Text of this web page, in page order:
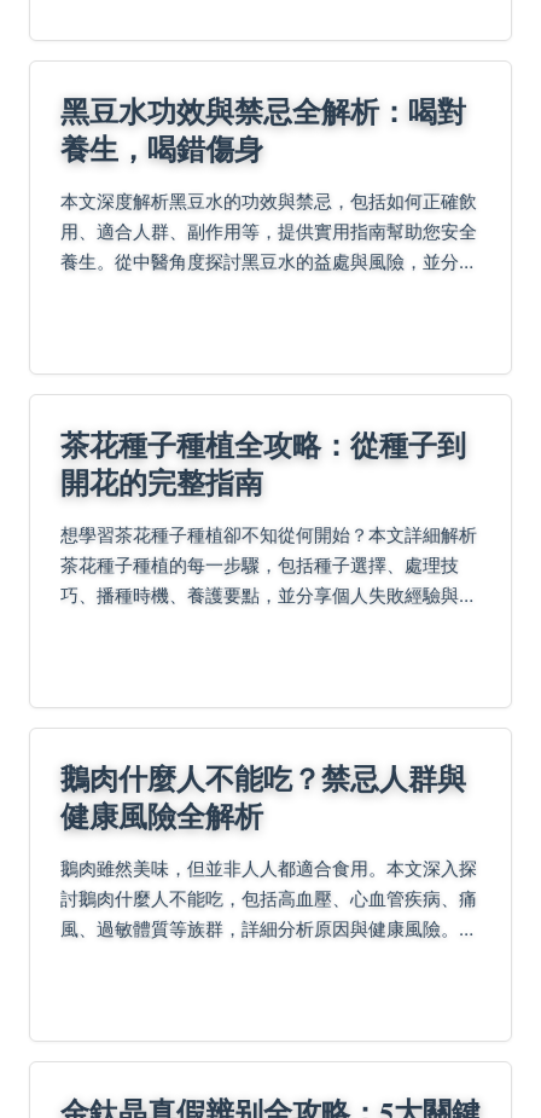
黑豆水功效與禁忌全解析：喝對
養生，喝錯傷身
本文深度解析黑豆水的功效與禁忌，包括如何正確飲
用、適合人群、副作用等，提供實用指南幫助您安全
養生。從中醫角度探討黑豆水的益處與風險，並分享
茶花種子種植全攻略：從種子到
開花的完整指南
想學習茶花種子種植卻不知從何開始？本文詳細解析
茶花種子種植的每一步驟，包括種子選擇、處理技
巧、播種時機、養護要點，並分享個人失敗經驗與成
鵝肉什麼人不能吃？禁忌人群與
健康風險全解析
鵝肉雖然美味，但並非人人都適合食用。本文深入探
討鵝肉什麼人不能吃，包括高血壓、心血管疾病、痛
風、過敏體質等族群，詳細分析原因與健康風險。同